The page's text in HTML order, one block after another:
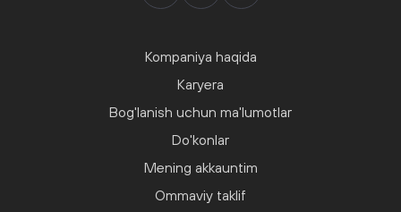
Kompaniya haqida
Karyera
Bog'lanish uchun ma'lumotlar
Do'konlar
Mening akkauntim
Ommaviy taklif